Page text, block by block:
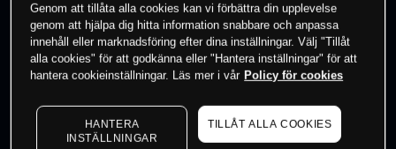
Börja handla
Genom att tillåta alla cookies kan vi förbättra din upplevelse
genom att hjälpa dig hitta information snabbare och anpassa
innehåll eller marknadsföring efter dina inställningar. Välj "Tillåt
alla cookies" för att godkänna eller "Hantera inställningar" för att
hantera cookieinställningar. Läs mer i vår Policy för cookies
HANTERA
INSTÄLLNINGAR
TILLÅT ALLA COOKIES